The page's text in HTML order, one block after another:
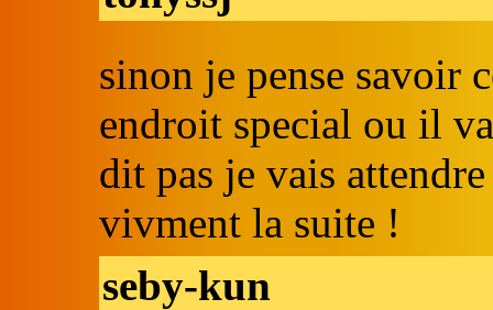
sinon je pense savoir
endroit special ou il
dit pas je vais
vivment la suite !
seby-kun